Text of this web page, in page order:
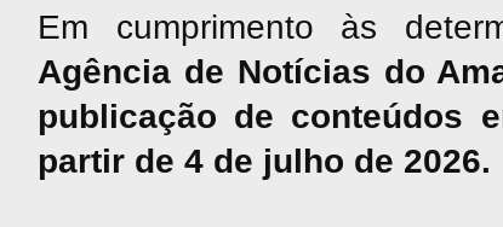
Em cumprimento às
Agência de Notícias do
publicação de conteúdos
partir de 4 de julho de 2026.